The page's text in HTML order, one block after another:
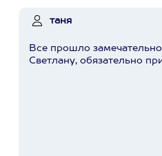
таня
Все прошло
Светлану, обязательно